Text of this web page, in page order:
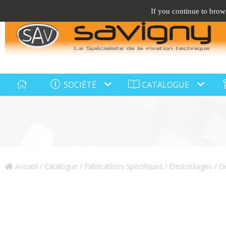
SOCIÉTÉ CATALOGUE
Accueil / Catalogue / Fabrications Spécifiques / Destockages /
If you continue to